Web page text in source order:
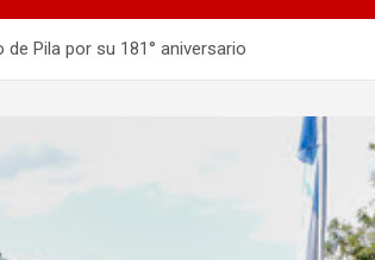
Pila por su 181° aniversario